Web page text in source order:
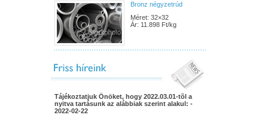
Bronz négyzetrúd
Méret: 32×32
Ár: 11.898 Ft/kg
Tájékoztatjuk Önöket, hogy 2022.03.01-tõl a
nyitva tartásunk az alábbiak szerint alakul: -
2022-02-22